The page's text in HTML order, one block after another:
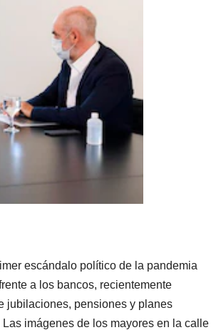
escándalo político de la pandemia
a los bancos, recientemente
jubilaciones, pensiones y planes
imágenes de los mayores en la calle